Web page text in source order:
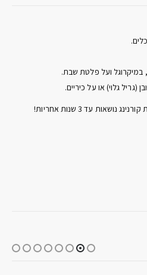
במיקרוגל ועל פלטת שבת.
גלוי) או על כיריים.
בשל טיבן ואיכותן, צלחות קורל מבית קורנינג נושאות עד 3 שנות אחריות!